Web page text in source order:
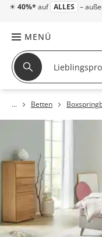
☀ 40%* auf ALLES –
MENÜ
Betten